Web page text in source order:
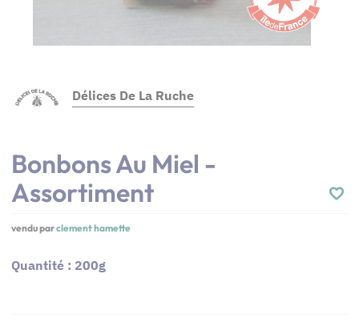
Délices De La Ruche
Bonbons Au Miel -
Assortiment
vendu parclement hamette
Quantité : 200g